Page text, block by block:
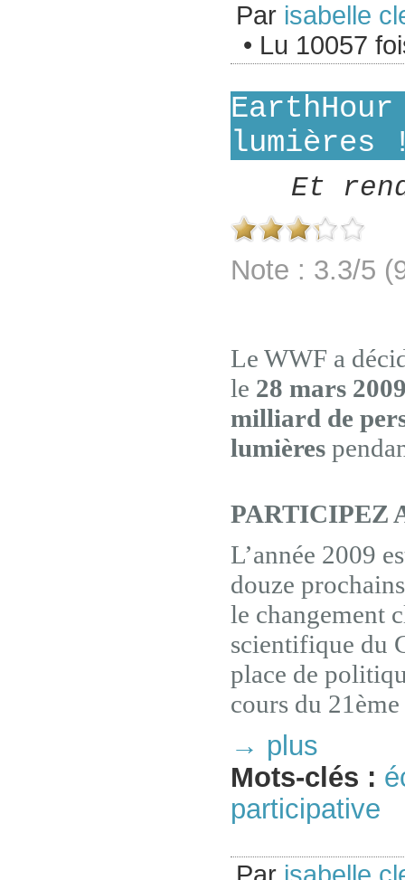
Par isabelle
• Lu 10057
lumières
Et
Note : 3.3/5
Le WWF a
le 28 mars
milliard de
lumières
PARTICIPEZ
L’année 2009
douze
le changement
scientifique du
place de
cours du
→ plus
Mots-clés :
participative